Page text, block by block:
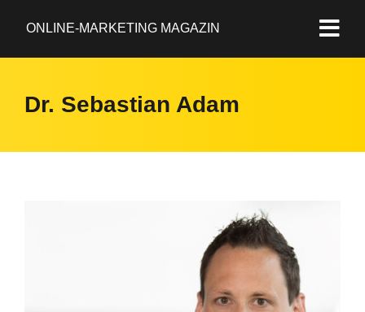
ONLINE-MARKETING MAGAZIN
Dr. Sebastian Adam